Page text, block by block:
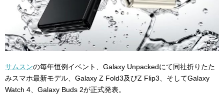
サムスンの毎年恒例イベント、Galaxy Unpackedにて同社折りたた
みスマホ最新モデル、Galaxy Z Fold3及びZ Flip3、そしてGalaxy
Watch 4、Galaxy Buds 2が正式発表。